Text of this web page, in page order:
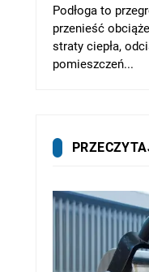
Podłoga to
przenieść
straty ciepła,
pomieszczeń...